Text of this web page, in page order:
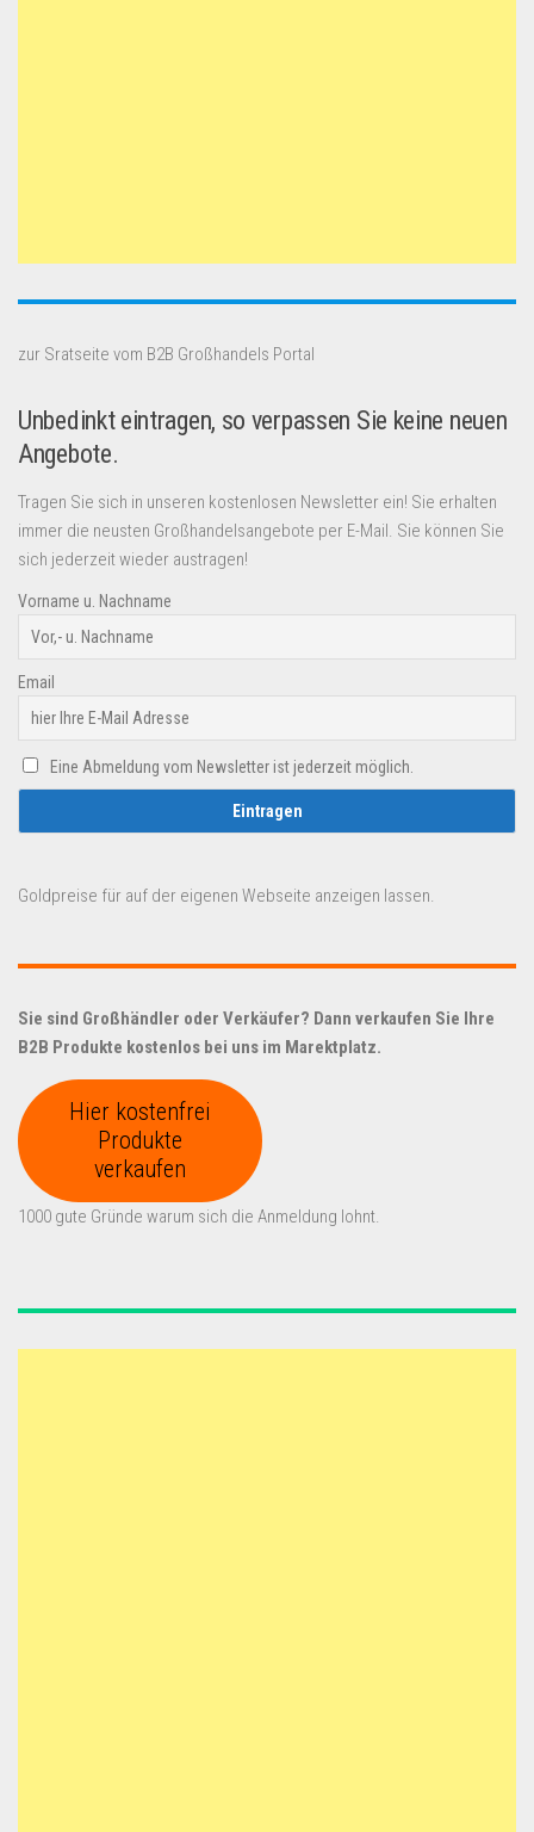
zur Sratseite vom B2B Großhandels Portal
Unbedinkt eintragen, so verpassen Sie keine neuen
Angebote.
Tragen Sie sich in unseren kostenlosen Newsletter ein! Sie erhalten
immer die neusten Großhandelsangebote per E-Mail. Sie können Sie
sich jederzeit wieder austragen!
Vorname u. Nachname
Email
Eine Abmeldung vom Newsletter ist jederzeit möglich.
Goldpreise für auf der eigenen Webseite anzeigen lassen.
Sie sind Großhändler oder Verkäufer? Dann verkaufen Sie Ihre
B2B Produkte kostenlos bei uns im Marektplatz.
Hier kostenfrei
Produkte
verkaufen
1000 gute Gründe warum sich die Anmeldung lohnt.